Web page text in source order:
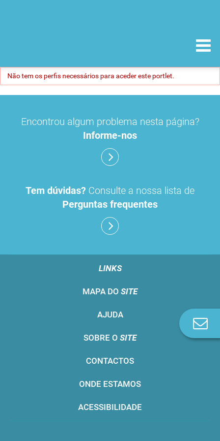
Não tem os perfis necessários para aceder este portlet.
Encontrou algum problema nesta página?
Informe-nos
Tem dúvidas? Consulte a nossa lista de
Perguntas frequentes
LINKS
MAPA DO SITE
AJUDA
SOBRE O SITE
CONTACTOS
ONDE ESTAMOS
ACESSIBILIDADE